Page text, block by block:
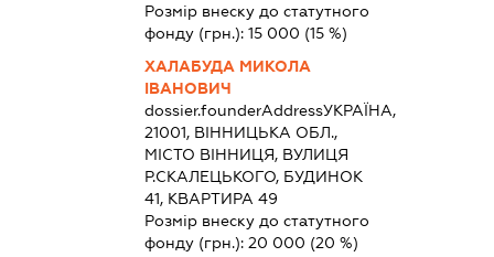
Розмір внеску до статутного
фонду (грн.): 15 000 (15 %)
ХАЛАБУДА МИКОЛА
ІВАНОВИЧ
dossier.founderAddressУКРАЇНА,
21001, ВІННИЦЬКА ОБЛ.,
МІСТО ВІННИЦЯ, ВУЛИЦЯ
Р.СКАЛЕЦЬКОГО, БУДИНОК
41, КВАРТИРА 49
Розмір внеску до статутного
фонду (грн.): 20 000 (20 %)